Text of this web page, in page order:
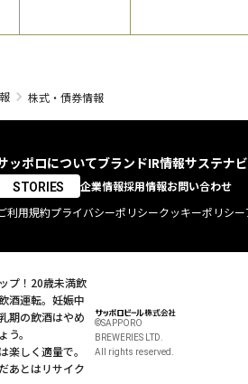
株式・債券情報
ッポロについてブランドIR情報サステナ
STORIES 企業情報採用情報お問い合わせ
利用規約プライバシーポリシークッキーポリシー
プ！20歳未満飲
酒運転。 妊娠中
期の飲酒はやめ
う。
楽しく適量で。
あとはリサイク
©SAPPORO
BREWERIES LTD.
All rights reserved.